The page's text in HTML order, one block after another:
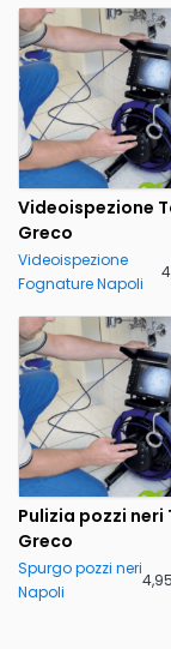
Videoispezione
Greco
Videoispezione
Fognature Napoli
Pulizia pozzi neri
Greco
Spurgo pozzi neri
Napoli